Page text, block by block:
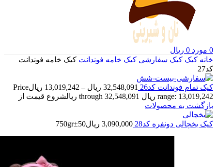
0 مورد 0 ریال
خانه کیک کیک سفارشی کیک خامه فوندانت کیک خامه فوندانت
کد27
کیک تمام فوندانت کد26 32,548,091 ریال –
13,019,242 ریالPrice
range: 13,019,242 ریال through 32,548,091 ریال
شروع قیمت از
بازگشت به محصولات
کیک یخچالی دونفره کد28 3,090,000 ریال750gr±50